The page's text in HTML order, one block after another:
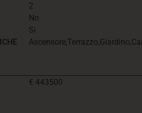
2
No
Si
€ 443500